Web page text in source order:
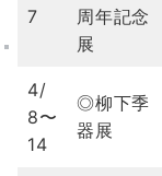
7
周年記念
展
4/
8〜
14
◎柳下季
器展